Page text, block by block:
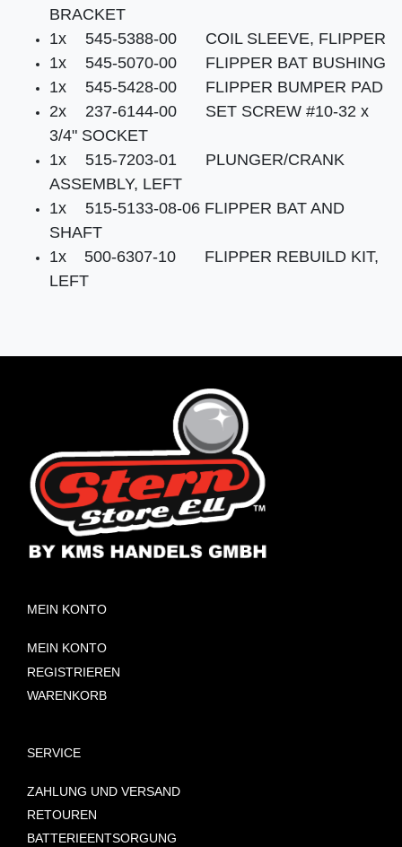
BRACKET
1x
545-5388-00
COIL SLEEVE, FLIPPER
1x
545-5070-00
FLIPPER BAT BUSHING
1x
545-5428-00
FLIPPER BUMPER PAD
2x
237-6144-00
SET SCREW #10-32 x
3/4" SOCKET
1x
515-7203-01
PLUNGER/CRANK
ASSEMBLY, LEFT
1x
515-5133-08-06 FLIPPER BAT AND
SHAFT
1x 500-6307-10
FLIPPER REBUILD KIT,
LEFT
MEIN KONTO
MEIN KONTO
REGISTRIEREN
WARENKORB
SERVICE
ZAHLUNG UND VERSAND
RETOUREN
BATTERIEENTSORGUNG